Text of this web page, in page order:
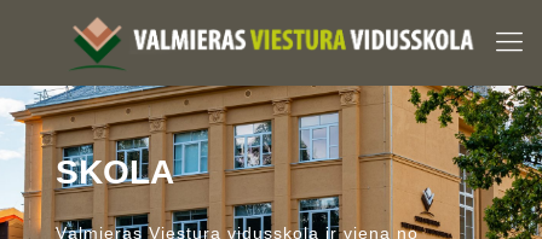
SKOLA
Valmieras Viestura vidusskola ir viena no